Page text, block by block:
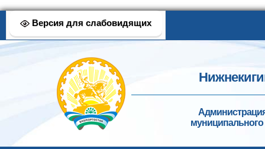
Версия для слабовидящих
муниципального